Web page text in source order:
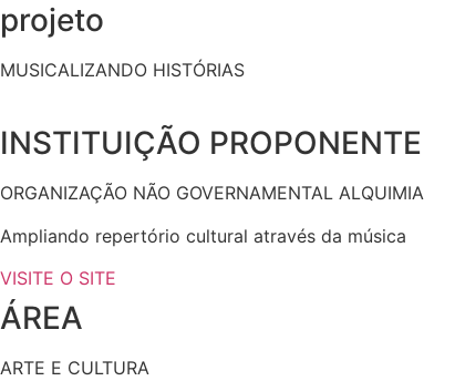
projeto
MUSICALIZANDO HISTÓRIAS
INSTITUIÇÃO PROPONENTE
ORGANIZAÇÃO NÃO GOVERNAMENTAL
Ampliando repertório cultural através da música
VISITE O SITE
ÁREA
ARTE E CULTURA